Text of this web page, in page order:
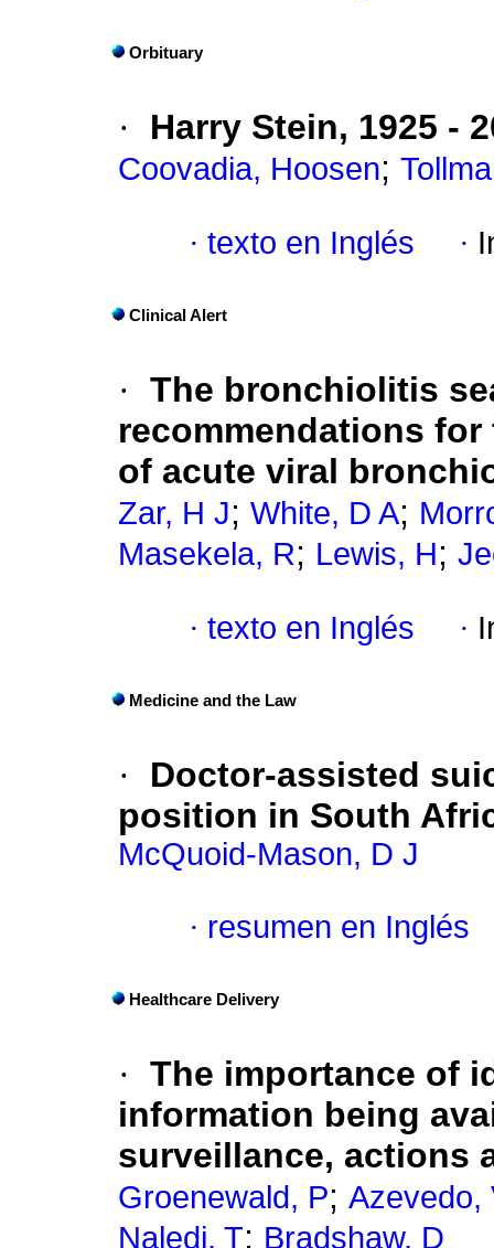
Orbituary
· Harry Stein, 1925 -
Coovadia, Hoosen;
· texto en Inglés ·
Clinical Alert
· The bronchiolitis
recommendations
of acute viral
Zar, H J; White, D A;
Masekela, R; Lewis, H;
· texto en Inglés ·
Medicine and the Law
·
Doctor-assisted
position in South
McQuoid-Mason, D J
· resumen en Inglés
Healthcare Delivery
· The importance of
information being
surveillance, actions
Groenewald, P; Azevedo,
Naledi, T; Bradshaw, D